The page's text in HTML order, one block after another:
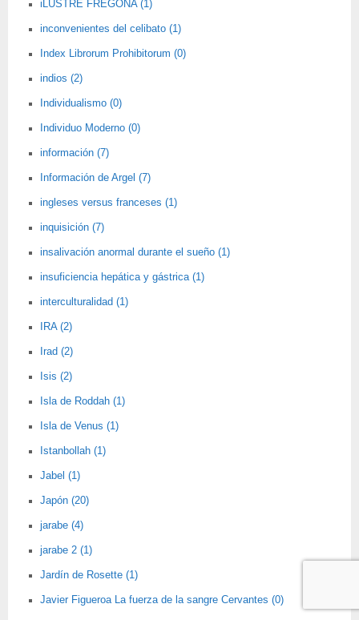
iLUSTRE FREGONA (1)
inconvenientes del celibato (1)
Index Librorum Prohibitorum (0)
indios (2)
Individualismo (0)
Individuo Moderno (0)
información (7)
Información de Argel (7)
ingleses versus franceses (1)
inquisición (7)
insalivación anormal durante el sueño (1)
insuficiencia hepática y gástrica (1)
interculturalidad (1)
IRA (2)
Irad (2)
Isis (2)
Isla de Roddah (1)
Isla de Venus (1)
Istanbollah (1)
Jabel (1)
Japón (20)
jarabe (4)
jarabe 2 (1)
Jardín de Rosette (1)
Javier Figueroa La fuerza de la sangre Cervantes (0)